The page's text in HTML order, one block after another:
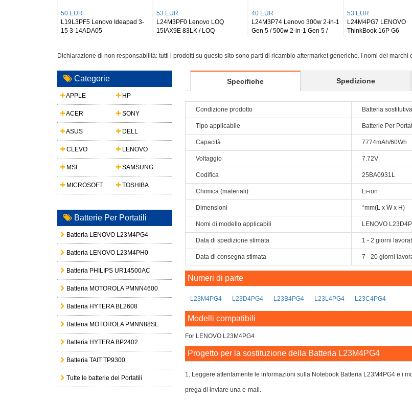
LENOVO IdeaPad
5 16AKP10/IdeaPad Slim
L23M3P72 Lenovo ThinkPad
P16s Gen 3 21KS 21KT / P14s
BL264 LENOVO Vibe C2
Power K10 A4
L24B4P70 Lenovo 13w 2-in-1
Gen 3 83M9 83MA
L11C2P32
H A7600-
Dichiarazione di non responsabilità: tutti i prodotti su questo sito sono parti di ricambio aftermarket generiche. I nomi dei
Specifiche Spedizione
Condizione prodotto Batteria
Tipo applicabile Batterie Per
Capacità 7774mAh/60Wh
Voltaggio 7.72V
Codifica 25BA0931L
Chimica (materiali) Li-ion
Dimensioni *mm(L x W x H)
Nomi di modello applicabili LENOVO
Data di spedizione stimata 1 - 2 giorni
Data di consegna stimata 7 - 20 giorni
Numeri di parte
L23M4PG4 L23D4PG4 L23B4PG4 L23L4PG4 L23C4PG4
Modelli compatibili
For LENOVO L23M4PG4
Progetto per la sostituzione della Batteria L23M4PG4
1. Leggere attentamente le informazioni sulla Notebook Batteria L23M4PG4 e i
prega di inviare una e-mail.
Categorie
APPLE HP
ACER SONY
ASUS DELL
CLEVO LENOVO
MSI SAMSUNG
MICROSOFT TOSHIBA
Batterie Per Portatili
Batteria LENOVO L23M4PG4
Batteria LENOVO L23M4PH0
Batteria PHILIPS UR14500AC
Batteria MOTOROLA PMNN4600
Batteria HYTERA BL2608
Batteria MOTOROLA PMNN88SL
Batteria HYTERA BP2402
Batteria TAIT TP9300
Tutte le batterie del Portatili